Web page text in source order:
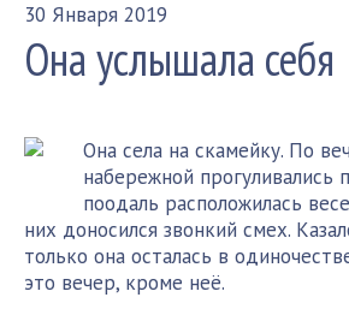
30 Января 2019
Она услышала себя
Она села на скамейку. По
набережной прогуливались
поодаль расположилась
них доносился звонкий смех.
только она осталась в
это вечер, кроме неё.